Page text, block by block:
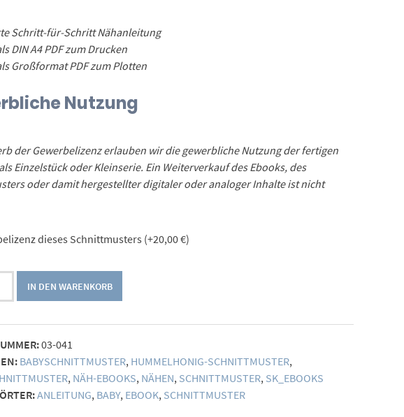
Schritt-für-Schritt Nähanleitung
DIN A4 PDF zum Drucken
Großformat PDF zum Plotten
Nutzung
der Gewerbelizenz erlauben wir die gewerbliche Nutzung der fertigen
Einzelstück oder Kleinserie. Ein Weiterverkauf des Ebooks, des
oder damit hergestellter digitaler oder analoger Inhalte ist nicht
dieses Schnittmusters (+20,00€)
IN DEN WARENKORB
03-041
BABYSCHNITTMUSTER, HUMMELHONIG-SCHNITTMUSTER,
, NÄH-EBOOKS, NÄHEN, SCHNITTMUSTER, SK_EBOOKS
ANLEITUNG, BABY, EBOOK, SCHNITTMUSTER